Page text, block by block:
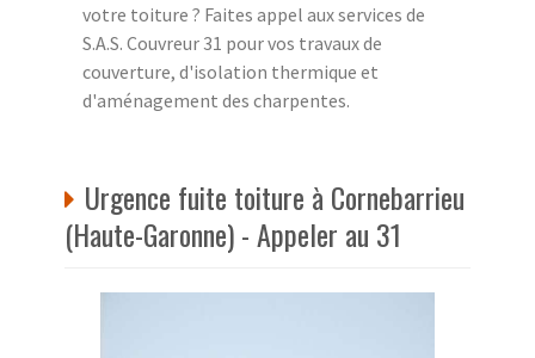
votre toiture ? Faites appel aux services de
S.A.S. Couvreur 31 pour vos travaux de
couverture, d'isolation thermique et
d'aménagement des charpentes.
Urgence fuite toiture à Cornebarrieu
(Haute-Garonne) - Appeler au 31